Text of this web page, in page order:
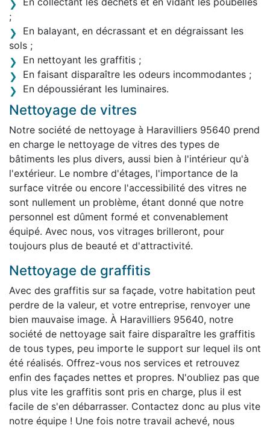
;
En balayant, en décrassant et en dégraissant les
sols ;
En nettoyant les graffitis ;
En faisant disparaître les odeurs incommodantes ;
En dépoussiérant les luminaires.
Nettoyage de vitres
Notre société de nettoyage à Haravilliers 95640 prend
en charge le nettoyage de vitres des types de
bâtiments les plus divers, aussi bien à l'intérieur qu'à
l'extérieur. Le nombre d'étages, l'importance de la
surface vitrée ou encore l'accessibilité des vitres ne
sont nullement un problème, étant donné que notre
personnel est dûment formé et convenablement
équipé. Avec nous, vos vitrages brilleront, pour
toujours plus de beauté et d'attractivité.
Nettoyage de graffitis
Avec des graffitis sur sa façade, votre habitation peut
perdre de la valeur, et votre entreprise, renvoyer une
bien mauvaise image. À Haravilliers 95640, notre
société de nettoyage sait faire disparaître les graffitis
de tous types, peu importe le support sur lequel ils ont
été réalisés. Offrez-vous nos services et retrouvez
enfin des façades nettes et propres. N'oubliez pas que
plus vite les graffitis sont pris en charge, plus il est
facile de s'en débarrasser. Contactez donc au plus vite
notre équipe ! Une fois notre travail achevé, nous